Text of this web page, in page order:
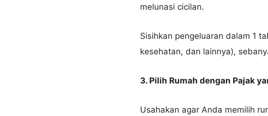
melunasi cicilan.
Sisihkan pengeluaran dalam 1
kesehatan, dan lainnya),
3. Pilih Rumah dengan Pajak
Usahakan agar Anda memilih